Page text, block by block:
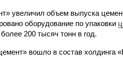
увеличил объем выпуска
оборудование по упаковки
200 тысяч тонн в год.
вошло в состав холдинга